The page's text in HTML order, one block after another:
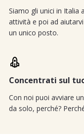
Siamo gli unici in Italia
attività e poi ad
un unico posto.
Concentrati sul
Con noi puoi avviare
da solo, perché?